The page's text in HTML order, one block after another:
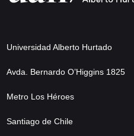
Universidad Alberto Hurtado
Avda. Bernardo O’Higgins 1825
Metro Los Héroes
Santiago de Chile